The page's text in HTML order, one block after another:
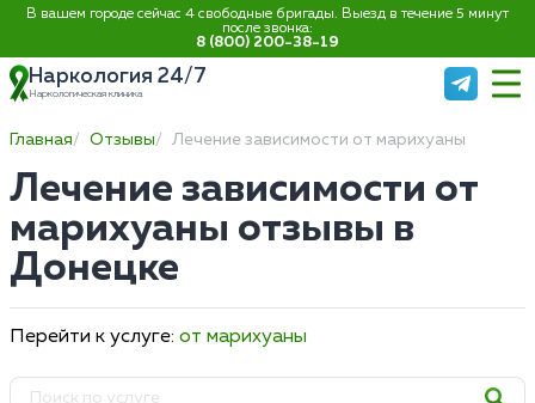
В вашем городе сейчас 4 свободные бригады. Выезд в течение 5 минут
после звонка:
8 (800) 200-38-19
Наркология 24/7
Наркологическая клиника
Главная Отзывы Лечение зависимости от марихуаны
Лечение зависимости от
марихуаны отзывы в
Донецке
Перейти к услуге: от марихуаны